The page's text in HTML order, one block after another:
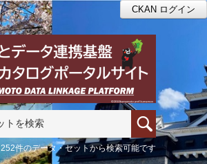
CKAN ログイン
252件のデータ・セットから検索可能です